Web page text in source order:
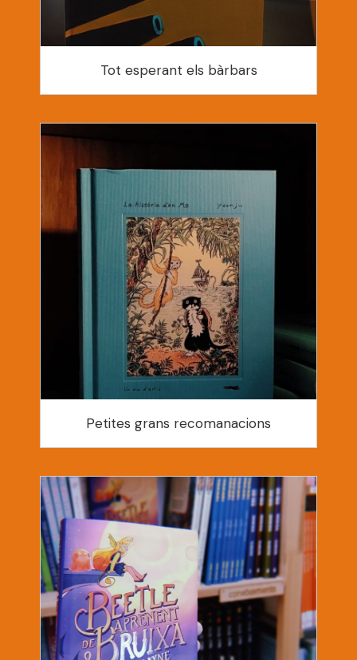
Tot esperant els bàrbars
Petites grans recomanacions